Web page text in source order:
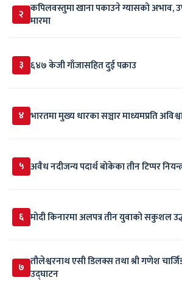
२ कपिलवस्तुमा खाना पकाउने ग्यासको अभाव,
मारमा
३ ६४७ केजी गाँजासहित दुई पक्राउ
४ भारतमा मुख्य धारका सञ्चार माध्यमप्रति
५ अवैध नदीजन्य पदार्थ बोकेका तीन टिप्पर
६ मोदी किनारमा अलपत्र तीन युवाको सकुशल
७ तौलेश्वरनाथ एसी डिलक्स तथा श्री गणेश
उद्घाटन